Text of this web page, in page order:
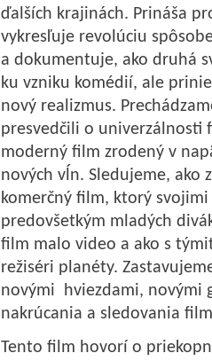
ďalších krajinách. Prináša
vykresľuje revolúciu
a dokumentuje, ako druhá
ku vzniku komédií, ale
nový realizmus.
presvedčili o univerzálnosti
moderný film zrodený v
nových vĺn. Sledujeme, ako
komerčný film, ktorý
predovšetkým mladých
film malo video a ako s
režiséri planéty.
novými hviezdami, novými
nakrúcania a sledovania
Tento film hovorí o